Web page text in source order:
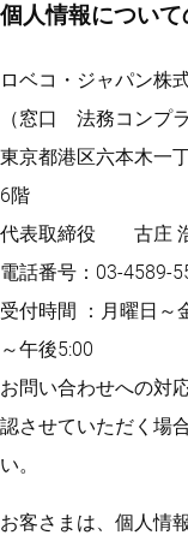
個人情報につい
ロベコ・ジャパン株
（窓口 法務コンプ
東京都港区六本木一
6階
代表取締役 古庄
電話番号：03-4589-
受付時間 ：月曜日～
～午後5:00
お問い合わせへの対
認させていただく場
い。
お客さまは、個人情